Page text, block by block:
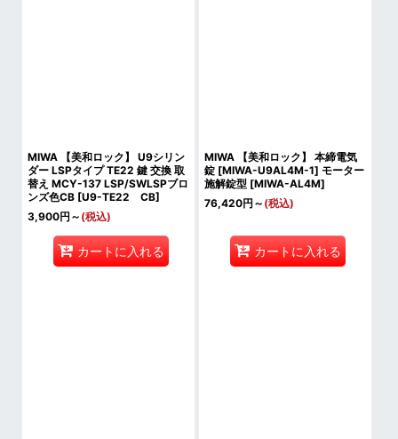
MIWA 【美和ロック】 U9シリン
ダー LSPタイプ TE22 鍵 交換 取
替え MCY-137 LSP/SWLSPブロ
ンズ色CB [U9-TE22 CB]
3,900円 ～ (税込)
カートに入れる
MIWA 【美和ロック】 本締電気
錠 [MIWA-U9AL4M-1] モーター
施解錠型 [MIWA-AL4M]
76,420円 ～ (税込)
カートに入れる